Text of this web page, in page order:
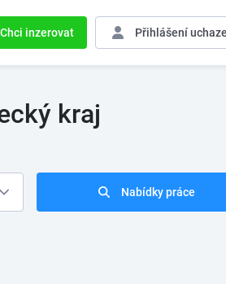
Chci inzerovat Přihlášení
kraj
Nabídky práce